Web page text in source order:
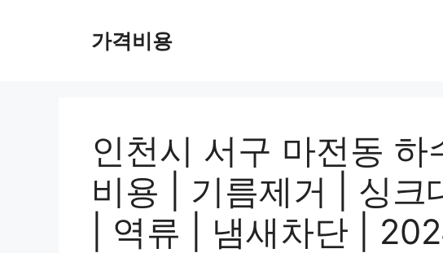
가격비용
인천시 서구 마전동 하
비용 | 기름제거 | 싱크
| 역류 | 냄새차단 |